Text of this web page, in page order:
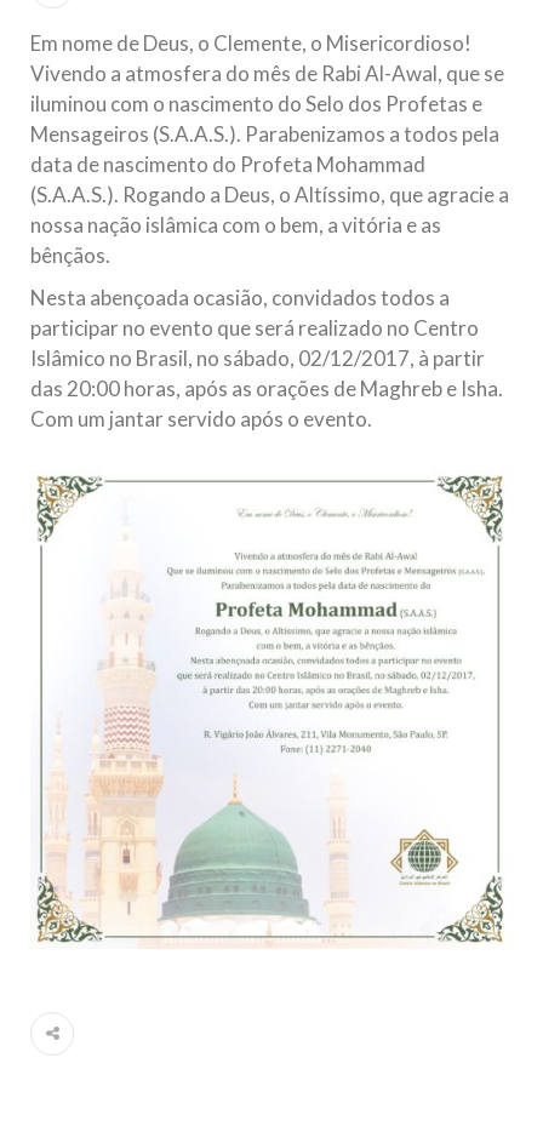
no ano novo muçulmano de 1435 Hejrita. Desejamos a
todos os irmãos e irmãs um novo
10 DE NOVEMBRO DE 2013
Falecimento do Imam Ali Ibn Al-Hussein
(A.S.)
Em nome de Deus, o Clemente, o Misericordioso! Diante da
muçulmanos, o Imam Ali Ibn Al-Hussein Ibn Ali Ibn Abi Táleb
(A.S.), conhecido por “Zein Al-Ábidin” (Formosura
NOTÍCIAS
3 DE JULHO DE 2014
Centro Islâmico no Brasil recebe o ex-
ministro das Relações Exteriores da
Na noite da quinta-feira, 03 de Abril, o Centro Islâmico no
Brasil recebeu em sua sede, em São Paulo, o ex-ministro das
Relações Exteriores da República Islâmica do Irã, Sr. Kamal
Kharrazi, que encontra-se visitando
Em nome de Deus, o Clemente, o Misericordioso!
Vivendo a atmosfera do mês de Rabi Al-Awal, que se
iluminou com o nascimento do Selo dos Profetas e
Mensageiros (S.A.A.S.). Parabenizamos a todos pela
data de nascimento do Profeta Mohammad
(S.A.A.S.). Rogando a Deus, o Altíssimo, que agracie a
nossa nação islâmica com o bem, a vitória e as
bênçãos.
Nesta abençoada ocasião, convidados todos a
participar no evento que será realizado no Centro
Islâmico no Brasil, no sábado, 02/12/2017, à partir
das 20:00 horas, após as orações de Maghreb e Isha.
Com um jantar servido após o evento.